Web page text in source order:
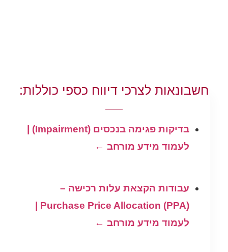
חשבונאות לצרכי דיווח כספי כוללות:
בדיקות פגימה בנכסים (Impairment) |
לעמוד מידע מורחב ←
עבודות הקצאת עלות רכישה –
לעמוד מידע מורחב ←